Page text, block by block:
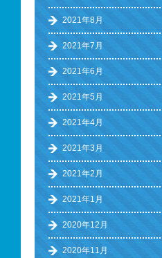
2021年8月
2021年7月
2021年6月
2021年5月
2021年4月
2021年3月
2021年2月
2021年1月
2020年12月
2020年11月